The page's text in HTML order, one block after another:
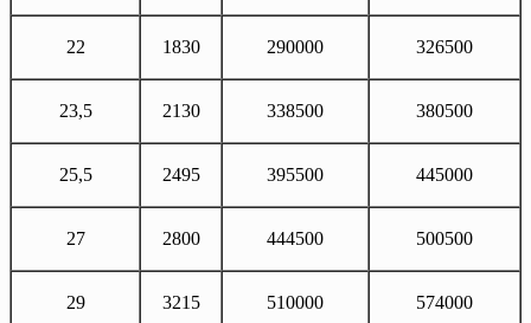
22 1830 290000 326500
23,5 2130 338500 380500
25,5 2495 395500 445000
27 2800 444500 500500
29 3215 510000 574000